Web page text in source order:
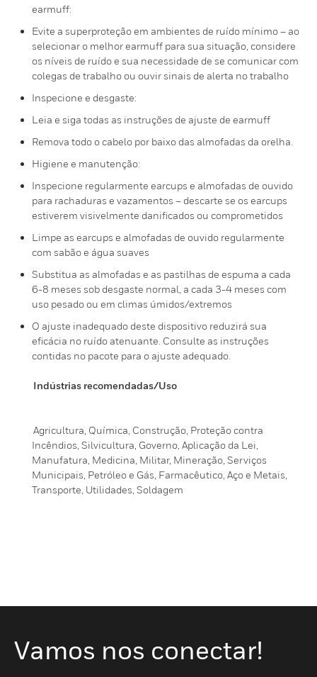
earmuff:
Evite a superproteção em ambientes de ruído mínimo – ao
selecionar o melhor earmuff para sua situação, considere
os níveis de ruído e sua necessidade de se comunicar com
colegas de trabalho ou ouvir sinais de alerta no trabalho
Inspecione e desgaste:
Leia e siga todas as instruções de ajuste de earmuff
Remova todo o cabelo por baixo das almofadas da orelha.
Higiene e manutenção:
Inspecione regularmente earcups e almofadas de ouvido
para rachaduras e vazamentos – descarte se os earcups
estiverem visivelmente danificados ou comprometidos
Limpe as earcups e almofadas de ouvido regularmente
com sabão e água suaves
Substitua as almofadas e as pastilhas de espuma a cada
6-8 meses sob desgaste normal, a cada 3-4 meses com
uso pesado ou em climas úmidos/extremos
O ajuste inadequado deste dispositivo reduzirá sua
eficácia no ruído atenuante. Consulte as instruções
contidas no pacote para o ajuste adequado.
Indústrias recomendadas/Uso
Agricultura, Química, Construção, Proteção contra
Incêndios, Silvicultura, Governo, Aplicação da Lei,
Manufatura, Medicina, Militar, Mineração, Serviços
Municipais, Petróleo e Gás, Farmacêutico, Aço e Metais,
Transporte, Utilidades, Soldagem
Vamos nos conectar!